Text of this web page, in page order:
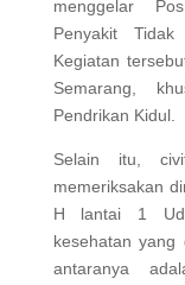
menggelar
Penyakit
Kegiatan
Semarang,
Pendrikan Kidul.
Selain itu,
memeriksakan
H lantai 1
kesehatan yang
antaranya